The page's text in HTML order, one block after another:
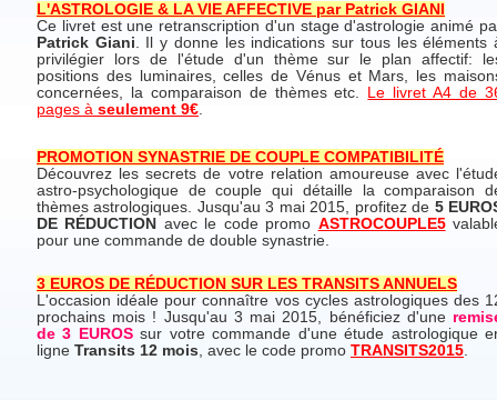
L'ASTROLOGIE & LA VIE AFFECTIVE par Patrick GIANI
Ce livret est une retranscription d'un stage d'astrologie animé
Patrick Giani. Il y donne les indications sur tous les éléments
privilégier lors de l'étude d'un thème sur le plan affectif:
positions des luminaires, celles de Vénus et Mars, les
concernées, la comparaison de thèmes etc.
Le livret A4 de
pages à seulement 9€.
PROMOTION SYNASTRIE DE COUPLE COMPATIBILITÉ
Découvrez les secrets de votre relation amoureuse avec
astro-psychologique de couple qui détaille la comparaison
thèmes astrologiques. Jusqu'au 3 mai 2015, profitez de 5
DE RÉDUCTION avec le code promo ASTROCOUPLE5
pour une commande de double synastrie.
3 EUROS DE RÉDUCTION SUR LES TRANSITS ANNUELS
L'occasion idéale pour connaître vos cycles astrologiques des
prochains mois ! Jusqu'au 3 mai 2015, bénéficiez d'une
de 3 EUROSsur votre commande d'une étude astrologique
ligne Transits 12 mois, avec le code promo TRANSITS2015.